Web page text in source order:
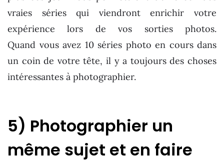
vraies séries qui viendront enrichir votre
expérience lors de vos sorties photos.
Quand vous avez 10 séries photo en cours dans
un coin de votre tête, il y a toujours des choses
intéressantes à photographier.
5) Photographier un
même sujet et en faire